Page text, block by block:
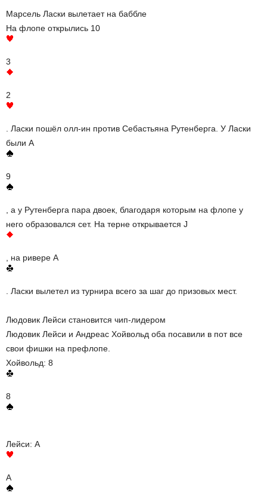
Марсель Ласки вылетает на баббле
На флопе открылись 10
3
2
. Ласки пошёл олл-ин против Себастьяна Рутенберга. У Ласки
были А
9
, а у Рутенберга пара двоек, благодаря которым на флопе у
него образовался сет. На терне открывается J
, на ривере А
. Ласки вылетел из турнира всего за шаг до призовых мест.
Людовик Лейси становится чип-лидером
Людовик Лейси и Андреас Хойвольд оба посавили в пот все
свои фишки на префлопе.
Хойвольд: 8
8
Лейси: A
A